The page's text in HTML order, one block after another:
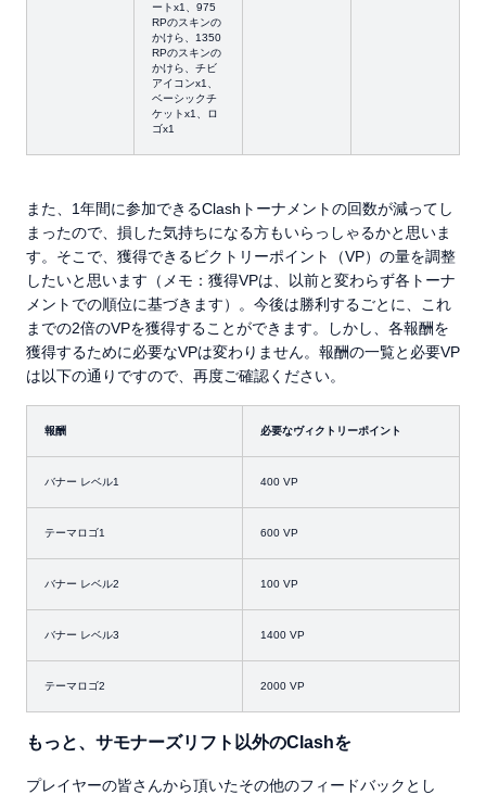
ートx1、975
RPのスキンの
かけら、1350
RPのスキンの
かけら、チビ
アイコンx1、
ベーシックチ
ケットx1、ロ
ゴx1
また、1年間に参加できるClashトーナメントの回数が減ってし
まったので、損した気持ちになる方もいらっしゃるかと思いま
す。そこで、獲得できるビクトリーポイント（VP）の量を調整
したいと思います（メモ：獲得VPは、以前と変わらず各トーナ
メントでの順位に基づきます）。今後は勝利するごとに、これ
までの2倍のVPを獲得することができます。しかし、各報酬を
獲得するために必要なVPは変わりません。報酬の一覧と必要VP
は以下の通りですので、再度ご確認ください。
報酬 必要なヴィクトリーポイント
バナー レベル1 400 VP
テーマロゴ1 600 VP
バナー レベル2 100 VP
バナー レベル3 1400 VP
テーマロゴ2 2000 VP
もっと、サモナーズリフト以外のClashを
プレイヤーの皆さんから頂いたその他のフィードバックとし